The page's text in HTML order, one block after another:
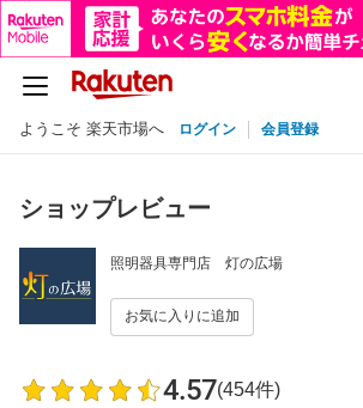
ようこそ 楽天市場へ ログイン 会員登録
ショップレビュー
照明器具専門店 灯の広場
お気に入りに追加
4.57(454件)